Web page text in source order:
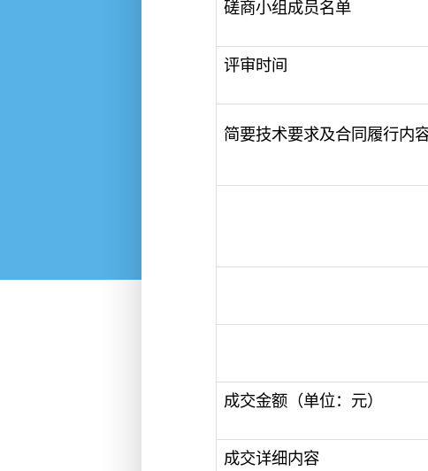
磋商小组成员名单
评审时间
简要技术要求及合同履行内
成交金额（单位：元）
成交详细内容